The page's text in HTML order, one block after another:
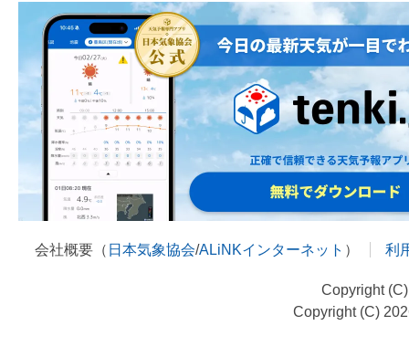
会社概要（ 日本気象協会/ALiNKインターネット ） 利
Copyright
Copyright (C)